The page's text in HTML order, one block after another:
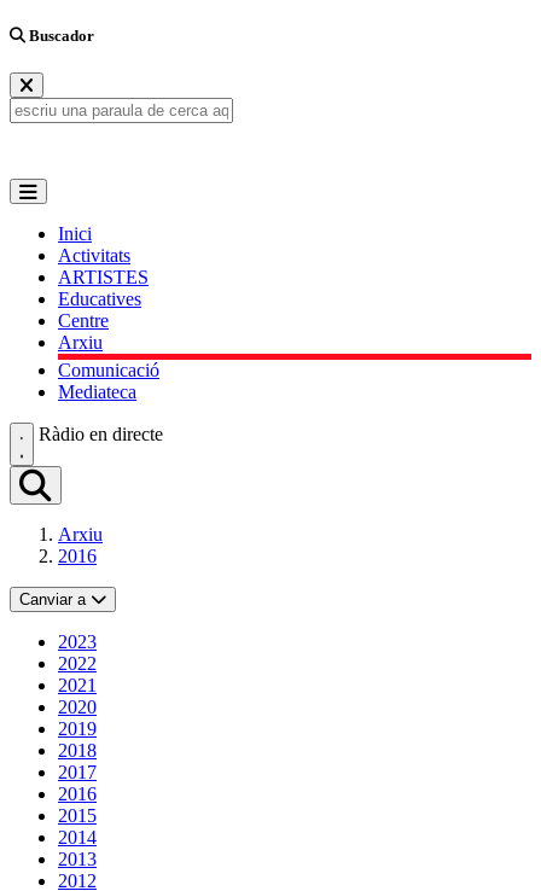
Buscador
Inici
Activitats
ARTISTES
Educatives
Centre
Arxiu
Comunicació
Mediateca
Ràdio en directe
Arxiu
2016
Canviar a
2023
2022
2021
2020
2019
2018
2017
2016
2015
2014
2013
2012